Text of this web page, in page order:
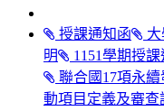
授課通知函
明
1151學期授
聯合國17項永續
動項目定義及審查